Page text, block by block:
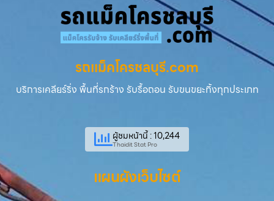
รถแม็คโครชลบุรี.com
บริการเคลียร์ริ่ง พื้นที่รกร้าง รับรื้อถอน รับขนขยะทิ้งทุกประเภท
ผู้ชมหน้านี้ : 10,244
Thaidit Stat Pro
แผนผังเว็บไซต์